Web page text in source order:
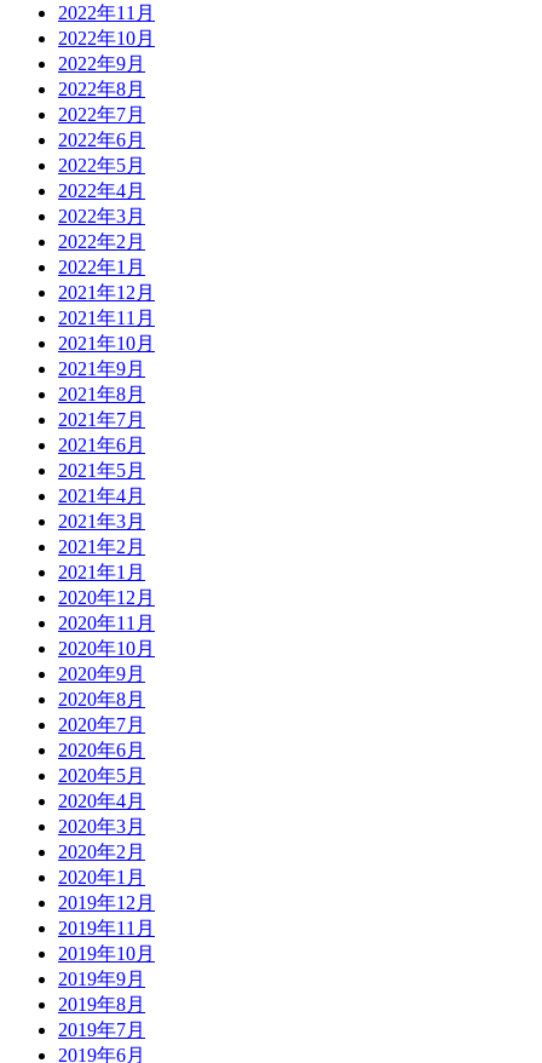
2022年11月
2022年10月
2022年9月
2022年8月
2022年7月
2022年6月
2022年5月
2022年4月
2022年3月
2022年2月
2022年1月
2021年12月
2021年11月
2021年10月
2021年9月
2021年8月
2021年7月
2021年6月
2021年5月
2021年4月
2021年3月
2021年2月
2021年1月
2020年12月
2020年11月
2020年10月
2020年9月
2020年8月
2020年7月
2020年6月
2020年5月
2020年4月
2020年3月
2020年2月
2020年1月
2019年12月
2019年11月
2019年10月
2019年9月
2019年8月
2019年7月
2019年6月